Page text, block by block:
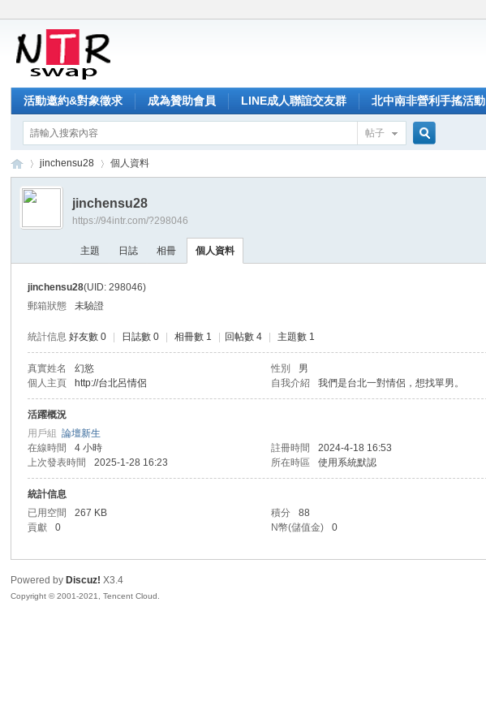
活動邀約&對象徵求 成為贊助會員 LINE成人聯誼交友群 北中南非營利手搖活動
帖子
NT
私
›
jinchensu28 個人資料
jinchensu28
https://94intr.com/?298046
主題 日誌 相冊 個人資料
jinchensu28(UID: 298046)
郵箱狀態
未驗證
統計信息 好友數 0 日誌數 0 相冊數 1 回帖數 4 主題數 1
真實姓名 幻慾 性別 男
個人主頁
http://台北呂情侶 自我介紹 我們是台北一對情侶，想找單男。
活躍概況
用戶組論壇新生
在線時間
4 小時 註冊時間 2024-4-18 16:53
上次發表時間
2025-1-28 16:23 所在時區 使用系統默認
統計信息
已用空間
267 KB 積分 88
貢獻
0 N幣(儲值金) 0
Powered by Discuz! X3.4
Copyright © 2001-2021, Tencent Cloud.